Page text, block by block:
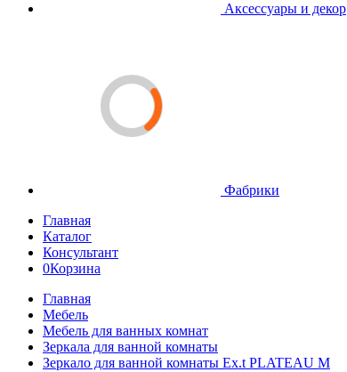
Аксессуары и декор
Фабрики
Главная
Каталог
Консультант
0Корзина
Главная
Мебель
Мебель для ванных комнат
Зеркала для ванной комнаты
Зеркало для ванной комнаты Ex.t PLATEAU M